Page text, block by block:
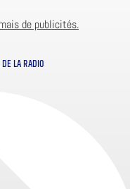
de publicités.
LA RADIO